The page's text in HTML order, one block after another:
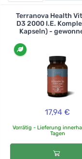
Terranova Health
D3 2000 I.E.
Kapseln) -
17,94 €
Vorrätig - Lieferung
Tagen